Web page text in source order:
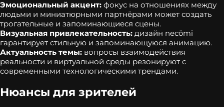
Эмоциональный акцент: фокус на отношениях между
людьми и миниатюрными партнёрами может создать
трогательные и запоминающиеся сцены.
Визуальная привлекательность: дизайн necömi
гарантирует стильную и запоминающуюся анимацию.
Актуальность темы: вопросы взаимодействия
реальности и виртуальной среды резонируют с
современными технологическими трендами.
Нюансы для зрителей